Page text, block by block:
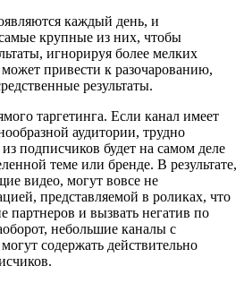
каждый день, и
крупные из них, чтобы
игнорируя более мелких
может привести к разочарованию,
результаты.
таргетинга. Если канал имеет
аудитории, трудно
из подписчиков будет на самом деле
теме или бренде. В результате,
видео, могут вовсе не
представляемой в роликах, что
партнеров и вызвать негатив по
небольшие каналы с
содержать действительно